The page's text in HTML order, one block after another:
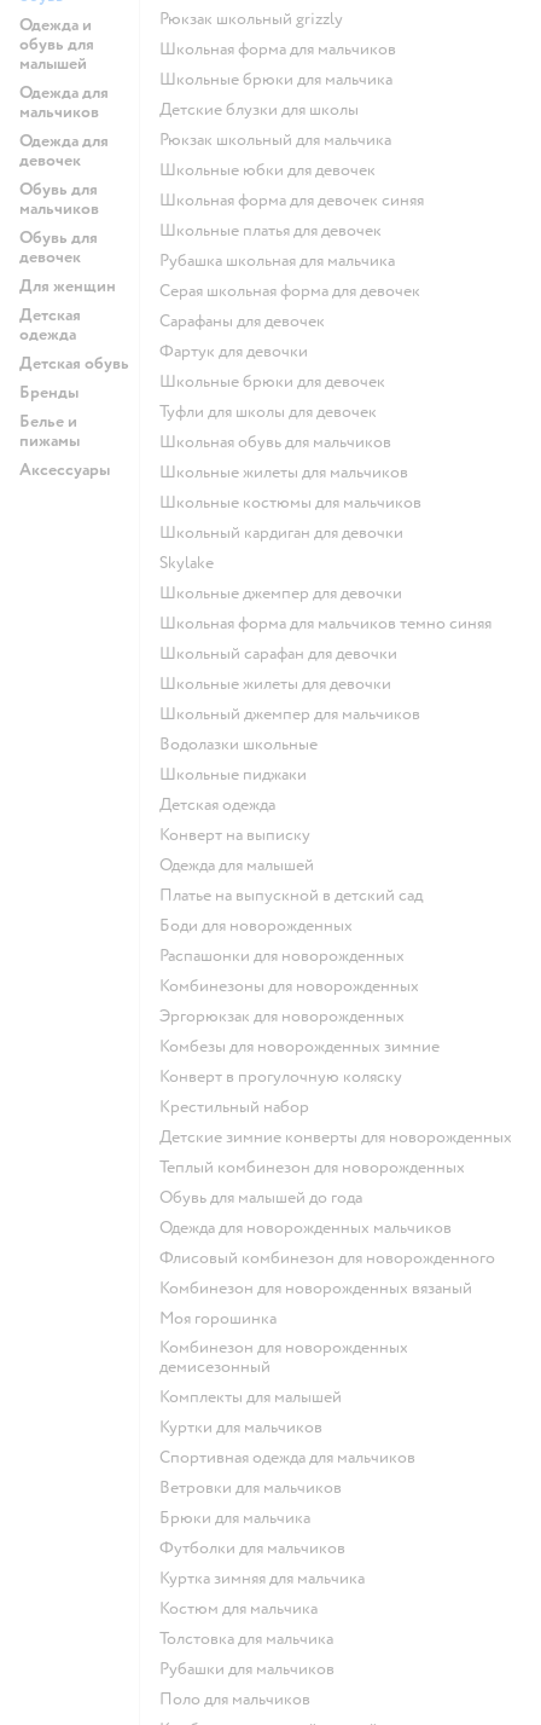
Одежда и
обувь для
малышей
Одежда для
мальчиков
Одежда для
девочек
Обувь для
мальчиков
Обувь для
девочек
Для женщин
Детская
одежда
Детская обувь
Бренды
Белье и
пижамы
Аксессуары
Рюкзак школьный grizzly
Школьная форма для мальчиков
Школьные брюки для мальчика
Детские блузки для школы
Рюкзак школьный для мальчика
Школьные юбки для девочек
Школьная форма для девочек синяя
Школьные платья для девочек
Рубашка школьная для мальчика
Серая школьная форма для девочек
Сарафаны для девочек
Фартук для девочки
Школьные брюки для девочек
Туфли для школы для девочек
Школьная обувь для мальчиков
Школьные жилеты для мальчиков
Школьные костюмы для мальчиков
Школьный кардиган для девочки
Skylake
Школьные джемпер для девочки
Школьная форма для мальчиков темно синяя
Школьный сарафан для девочки
Школьные жилеты для девочки
Школьный джемпер для мальчиков
Водолазки школьные
Школьные пиджаки
Детская одежда
Конверт на выписку
Одежда для малышей
Платье на выпускной в детский сад
Боди для новорожденных
Распашонки для новорожденных
Комбинезоны для новорожденных
Эргорюкзак для новорожденных
Комбезы для новорожденных зимние
Конверт в прогулочную коляску
Крестильный набор
Детские зимние конверты для новорожденных
Теплый комбинезон для новорожденных
Обувь для малышей до года
Одежда для новорожденных мальчиков
Флисовый комбинезон для новорожденного
Комбинезон для новорожденных вязаный
Моя горошинка
Комбинезон для новорожденных
демисезонный
Комплекты для малышей
Куртки для мальчиков
Спортивная одежда для мальчиков
Ветровки для мальчиков
Брюки для мальчика
Футболки для мальчиков
Куртка зимняя для мальчика
Костюм для мальчика
Толстовка для мальчика
Рубашки для мальчиков
Поло для мальчиков